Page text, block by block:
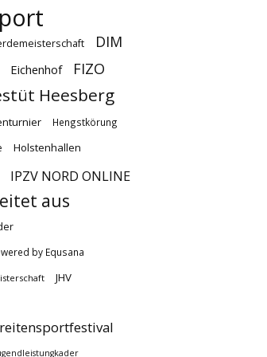
DIM
Eichenhof FIZO
Heesberg
Hengstkörung
Holstenhallen
IPZV NORD ONLINE
aus
by Equsana
JHV